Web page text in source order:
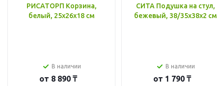
РИСАТОРП Корзина,
белый, 25x26x18 см
В наличии
от 8 890 ₸
СИТА Подушка на стул,
бежевый, 38/35x38x2 см
В наличии
от 1 790 ₸